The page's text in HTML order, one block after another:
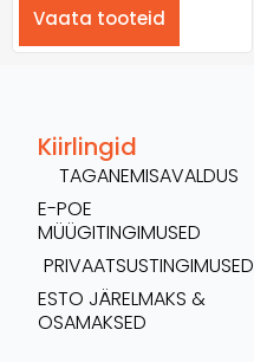
Vaata tooteid
Kiirlingid
TAGANEMISAVALDUS
E-POE
MÜÜGITINGIMUSED
PRIVAATSUSTINGIMUSED
ESTO JÄRELMAKS &
OSAMAKSED